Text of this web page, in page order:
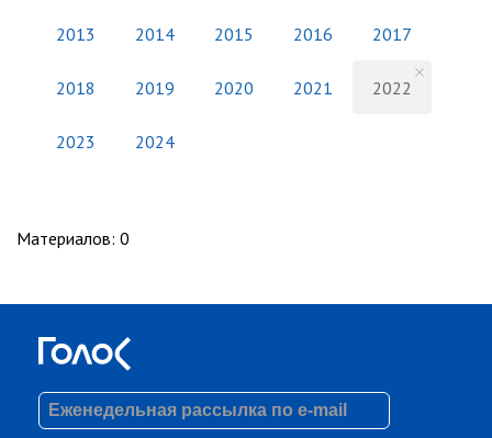
2013 2014 2015 2016 2017
2018 2019 2020 2021 2022
2023 2024
Материалов: 0